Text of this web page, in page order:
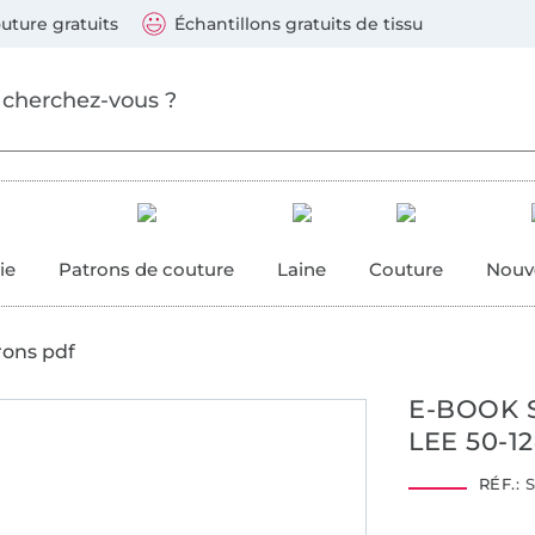
gratuits Échantillons gratuits de tissu
Patrons de couture Laine Couture
pdf
E-BOOK
LEE 50-
RÉF.:
suivants : Visa, Mastercard, Carte bleue, PayPal,